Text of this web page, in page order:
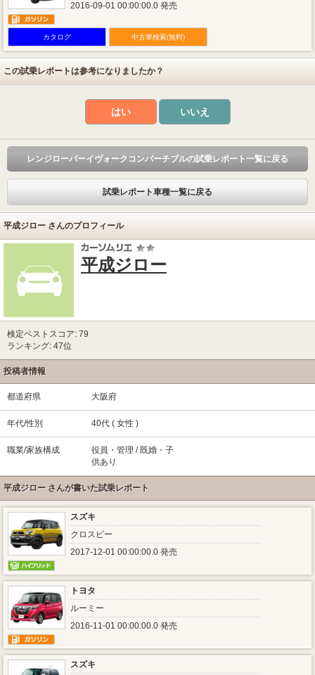
2016-09-01 00:00:00.0 発売
カタログ 中古車検索(無料)
この試乗レポートは参考になりましたか？
はい いいえ
レンジローバーイヴォークコンバーチブルの試乗レポート一覧に戻る
試乗レポート車種一覧に戻る
平成ジロー さんのプロフィール
平成ジロー
検定ベストスコア: 79
ランキング: 47位
投稿者情報
都道府県 大阪府
年代/性別 40代 ( 女性 )
職業/家族構成
役員・管理 / 既婚・子
供あり
平成ジロー さんが書いた試乗レポート
スズキ
クロスビー
2017-12-01 00:00:00.0 発売
トヨタ
ルーミー
2016-11-01 00:00:00.0 発売
スズキ